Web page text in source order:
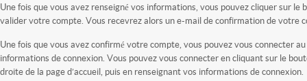
Une fois que vous avez renseigné vos informations, vous pouvez cliquer sur le
valider votre compte. Vous recevrez alors un e-mail de confirmation de votre
Une fois que vous avez confirmé votre compte, vous pouvez vous connecter
informations de connexion. Vous pouvez vous connecter en cliquant sur le
droite de la page d’accueil, puis en renseignant vos informations de connexion.